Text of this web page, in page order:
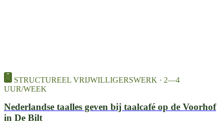
STRUCTUREEL VRIJWILLIGERSWERK · 2—4
UUR/WEEK
Nederlandse taalles geven bij taalcafé op de Voorhof
in De Bilt